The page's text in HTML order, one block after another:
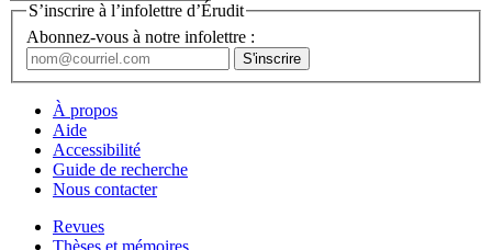
S’inscrire à l’infolettre d’Érudit
Abonnez-vous à notre infolettre :
À propos
Aide
Accessibilité
Guide de recherche
Nous contacter
Revues
Thèses et mémoires